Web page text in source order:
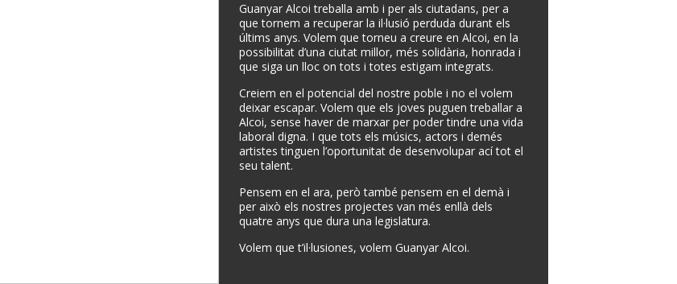
Guanyar Alcoi treballa amb i per als ciutadans, per a
que tornem a recuperar la il·lusió perduda durant els
últims anys. Volem que torneu a creure en Alcoi, en la
possibilitat d’una ciutat millor, més solidària, honrada i
que siga un lloc on tots i totes estigam integrats.
Creiem en el potencial del nostre poble i no el volem
deixar escapar. Volem que els joves puguen treballar a
Alcoi, sense haver de marxar per poder tindre una vida
laboral digna. I que tots els músics, actors i demés
artistes tinguen l’oportunitat de desenvolupar ací tot el
seu talent.
Pensem en el ara, però també pensem en el demà i
per això els nostres projectes van més enllà dels
quatre anys que dura una legislatura.
Volem que t’il·lusiones, volem Guanyar Alcoi.